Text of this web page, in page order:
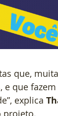
que,
e que
explica
projeto.